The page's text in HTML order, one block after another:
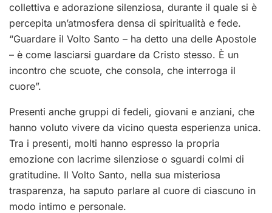
collettiva e adorazione silenziosa, durante il quale si è
percepita un’atmosfera densa di spiritualità e fede.
“Guardare il Volto Santo – ha detto una delle Apostole
– è come lasciarsi guardare da Cristo stesso. È un
incontro che scuote, che consola, che interroga il
cuore”.
Presenti anche gruppi di fedeli, giovani e anziani, che
hanno voluto vivere da vicino questa esperienza unica.
Tra i presenti, molti hanno espresso la propria
emozione con lacrime silenziose o sguardi colmi di
gratitudine. Il Volto Santo, nella sua misteriosa
trasparenza, ha saputo parlare al cuore di ciascuno in
modo intimo e personale.